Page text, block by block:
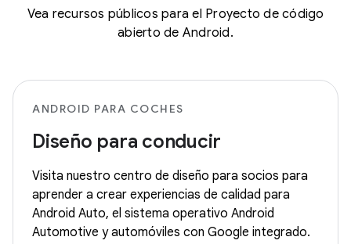
Vea recursos públicos para el Proyecto de código
abierto de Android.
ANDROID PARA COCHES
Diseño para conducir
Visita nuestro centro de diseño para socios para
aprender a crear experiencias de calidad para
Android Auto, el sistema operativo Android
Automotive y automóviles con Google integrado.